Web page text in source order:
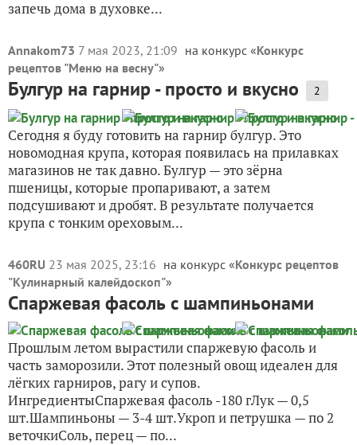
запечь дома в духовке...
Annakom73 7 мая 2023, 21:09 на конкурс «Конкурс
рецептов "Меню на весну"»
Булгур на гарнир - просто и вкусно 2
Сегодня я буду готовить на гарнир булгур. Это
новомодная крупа, которая появилась на прилавках
магазинов не так давно. Булгур — это зёрна
пшеницы, которые пропаривают, а затем
подсушивают и дробят. В результате получается
крупа с тонким ореховым...
460RU 23 мая 2025, 23:16 на конкурс «Конкурс рецептов
"Кулинарный калейдоскоп"»
Спаржевая фасоль с шампиньонами
Прошлым летом вырастили спаржевую фасоль и
часть заморозили. Этот полезный овощ идеален для
лёгких гарниров, рагу и супов.
ИнгредиентыСпаржевая фасоль -180 гЛук — 0,5
шт.Шампиньоны — 3-4 шт.Укроп и петрушка — по 2
веточкиСоль, перец — по...